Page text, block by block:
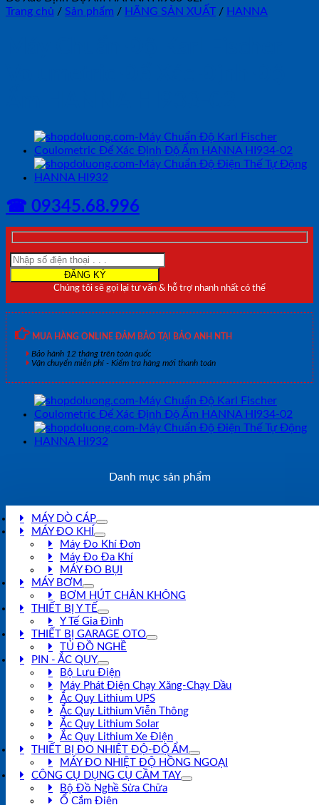
Trang chủ / Sản phẩm / HÃNG SẢN XUẤT / HANNA
☎ 09345.68.996
Chúng tôi sẽ gọi lại tư vấn & hỗ trợ nhanh nhất có thể
MUA HÀNG ONLINE ĐẢM BẢO TẠI BẢO ANH NTH
Bảo hành 12 tháng trên toàn quốc
Vận chuyển miễn phí - Kiểm tra hàng mới thanh toán
Danh mục sản phẩm
MÁY DÒ CÁP
MÁY ĐO KHÍ
Máy Đo Khí Đơn
Máy Đo Đa Khí
MÁY ĐO BỤI
MÁY BƠM
BƠM HÚT CHÂN KHÔNG
THIẾT BỊ Y TẾ
Y Tế Gia Đình
THIẾT BỊ GARAGE OTO
TỦ ĐỒ NGHỀ
PIN - ẮC QUY
Bộ Lưu Điện
Máy Phát Điện Chạy Xăng-Chạy Dầu
Ắc Quy Lithium UPS
Ắc Quy Lithium Viễn Thông
Ắc Quy Lithium Solar
Ắc Quy Lithium Xe Điện
THIẾT BỊ ĐO NHIỆT ĐỘ-ĐỘ ẨM
MÁY ĐO NHIỆT ĐỘ HỒNG NGOẠI
CÔNG CỤ DỤNG CỤ CẦM TAY
Bộ Đồ Nghề Sửa Chữa
Ổ Cắm Điện